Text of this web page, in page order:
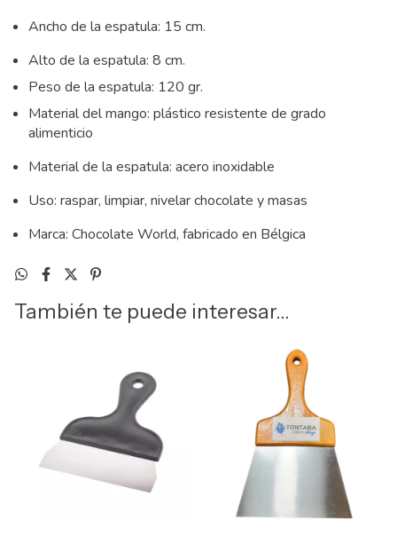
Ancho de la espatula: 15 cm.
Alto de la espatula: 8 cm.
Peso de la espatula: 120 gr.
Material del mango: plástico resistente de grado
alimenticio
Material de la espatula: acero inoxidable
Uso: raspar, limpiar, nivelar chocolate y masas
Marca: Chocolate World, fabricado en Bélgica
También te puede interesar...